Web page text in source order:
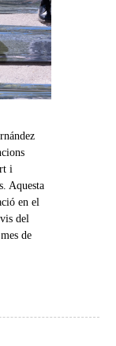
i
Aquesta
en el
del
de